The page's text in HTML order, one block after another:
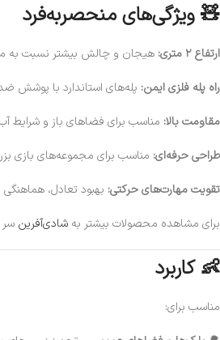
🧸 ویژگی‌های منحصربه‌فرد
ارتفاع ۲ متری:
هیجان و چالش بیشتر نسبت به مدل‌های ۱
راه پله فلزی ایمن: پله‌های استاندارد با پوشش
مقاومت بالا: مناسب برای فضاهای باز و شرایط
طراحی حرفه‌ای: مناسب برای مجموعه‌های بازی
تقویت مهارت‌های حرکتی: بهبود تعادل،
برای مشاهده محصولات بیشتر به شادی‌آفرین سر
👶 کاربرد
مناسب برای: